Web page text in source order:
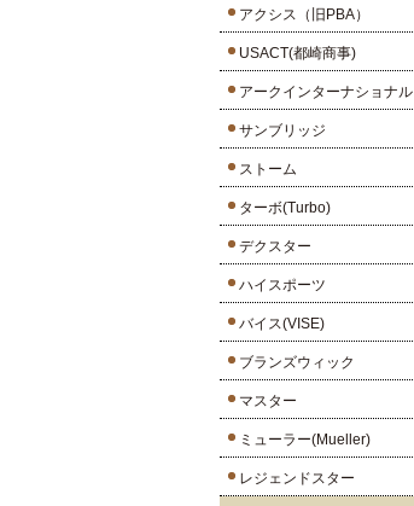
アクシス（旧PBA）
USACT(都崎商事)
アークインターナショナル
サンブリッジ
ストーム
ターボ(Turbo)
デクスター
ハイスポーツ
バイス(VISE)
ブランズウィック
マスター
ミューラー(Mueller)
レジェンドスター